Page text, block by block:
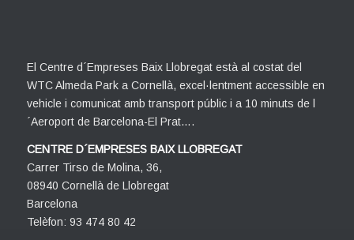
El Centre d´Empreses Baix Llobregat està al costat del
WTC Almeda Park a Cornellà, excel·lentment accessible en
vehicle i comunicat amb transport públic i a 10 minuts de l
´Aeroport de Barcelona-El Prat….
CENTRE D´EMPRESES BAIX LLOBREGAT
Carrer Tirso de Molina, 36,
08940 Cornellà de Llobregat
Barcelona
Telèfon: 93 474 80 42